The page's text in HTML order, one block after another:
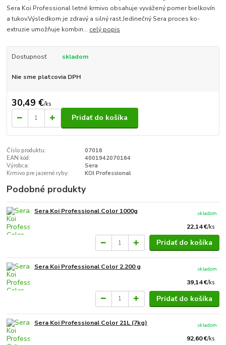
Sera Koi Professional letné krmivo obsahuje vyvážený pomer bielkovín
a tukov.Výsledkom je zdravý a silný rast.Jedinečný Sera proces ko-
extruzie umožňuje kombin... celý popis
Dostupnosť skladom
Nie sme platcovia DPH
30,49 €/ks
Pridať do košíka
Číslo produktu:
07016
EAN kód:
4001942070164
Výrobca:
Sera
Krmivo pre jazerné ryby:
KOI Professional
Podobné produkty
Sera Koi Professional Color 1000g
22,14 €/ks
skladom
Pridať do košíka
Sera Koi Professional Color 2.200 g
39,14 €/ks
skladom
Pridať do košíka
Sera Koi Professional Color 21L (7kg)
92,60 €/ks
skladom